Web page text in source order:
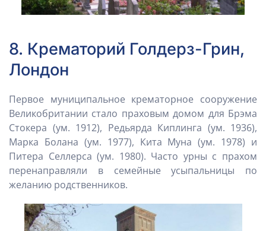
8. Крематорий Голдерз-Грин,
Лондон
Первое муниципальное крематорное сооружение
Великобритании стало праховым домом для Брэма
Стокера (ум. 1912), Редьярда Киплинга (ум. 1936),
Марка Болана (ум. 1977), Кита Муна (ум. 1978) и
Питера Селлерса (ум. 1980). Часто урны с прахом
перенаправляли в семейные усыпальницы по
желанию родственников.